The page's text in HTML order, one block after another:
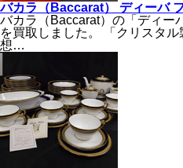
バカラ（Baccarat） ディーバ
バカラ（Baccarat）の「ディー
を買取しました。 「クリスタ
想…